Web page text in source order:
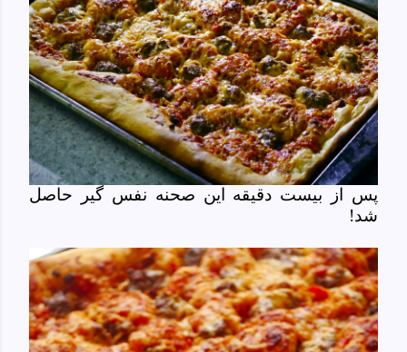
پس از بیست دقیقه این صحنه نفس گیر حاصل
شد!